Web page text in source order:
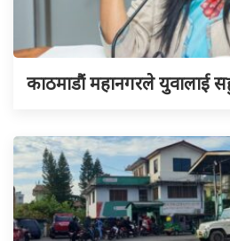
काठमाडौं महानगरले युवालाई